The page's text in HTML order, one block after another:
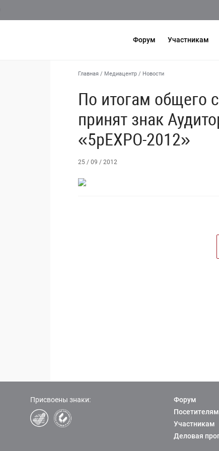
Форум Участникам
Главная / Медиацентр / Новости
По итогам общего
принят знак
«5pEXPO-2012»
25 / 09 / 2012
Присвоены знаки:
Форум
Посетителям
Участникам
Деловая